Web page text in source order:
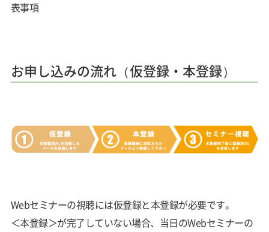
表事項
お申し込みの流れ（仮登録・本登録）
Webセミナーの視聴には仮登録と本登録が必要です。
＜本登録＞が完了していない場合、当日のWebセミナーの